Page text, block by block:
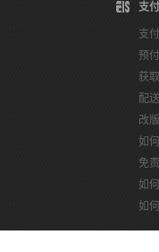
支
支
预
获
配
改
如
免
如
如